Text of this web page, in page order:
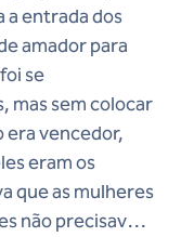
a entrada dos
amador para
se
mas sem colocar
era vencedor,
eram os
que as mulheres
não precisavam